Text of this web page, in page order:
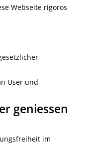
Webseite rigoros
User und
geniessen
im